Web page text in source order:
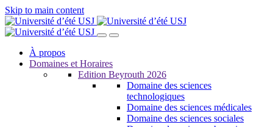
Skip to main content
À propos
Domaines et Horaires
Edition Beyrouth 2026
Domaine des sciences
technologiques
Domaine des sciences médicales
Domaine des sciences sociales